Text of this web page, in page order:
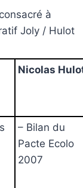
à
Joly / Hulot
Nicolas
– Bilan du
Pacte Ecolo
2007